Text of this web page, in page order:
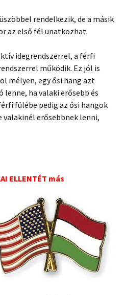
rendelkezik, de a másik
az első fél unatkozhat.
idegrendszerrel, a férfi
működik. Ez jól is
mélyen, egy ősi hang azt
lenne, ha valaki erősebb és
fülébe pedig az ősi hangok
valakinél erősebbnek lenni,
ELLENTÉT más